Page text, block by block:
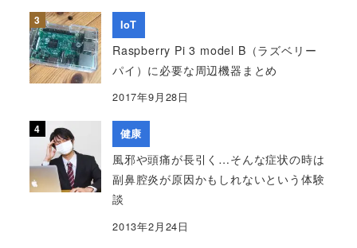
IoT
Raspberry Pi 3 model B（ラズベリー
パイ）に必要な周辺機器まとめ
2017年9月28日
健康
風邪や頭痛が長引く…そんな症状の時は
副鼻腔炎が原因かもしれないという体験
談
2013年2月24日